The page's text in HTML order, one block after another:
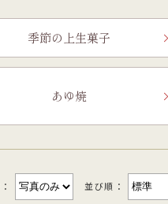
・くずきり
千歳
のあるこし餡を飴炊きのコシの
贅沢にまぶした森八の代表名
もち皮どら焼き 宝達
とりとしたもち皮に良質な国内
八定番菓子
ご自宅用・少量セット
季節の上生菓子
あゆ焼
並び順：